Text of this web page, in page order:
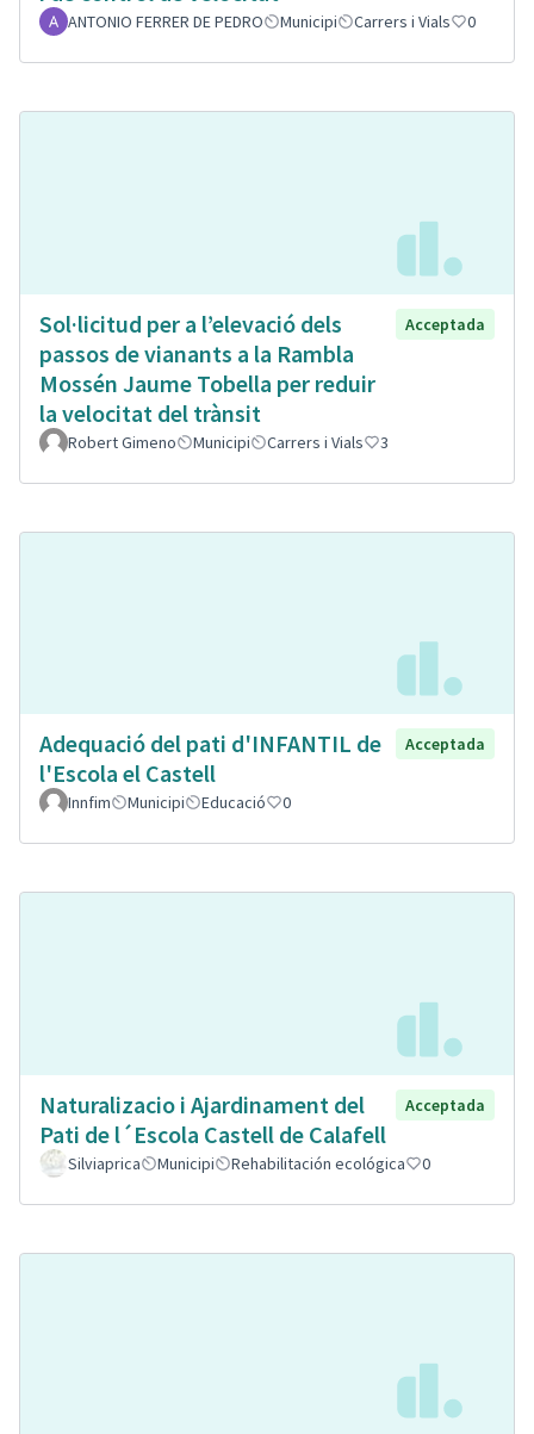
ANTONIO FERRER DE PEDRO Municipi Carrers i Vials 0
Sol·licitud per a l’elevació dels
passos de vianants a la Rambla
Mossén Jaume Tobella per reduir
la velocitat del trànsit
Acceptada
Robert Gimeno Municipi Carrers i Vials 3
Adequació del pati d'INFANTIL de
l'Escola el Castell
Acceptada
Innfim Municipi Educació 0
Naturalizacio i Ajardinament del
Pati de l´Escola Castell de Calafell
Acceptada
Silviaprica Municipi Rehabilitación ecológica 0